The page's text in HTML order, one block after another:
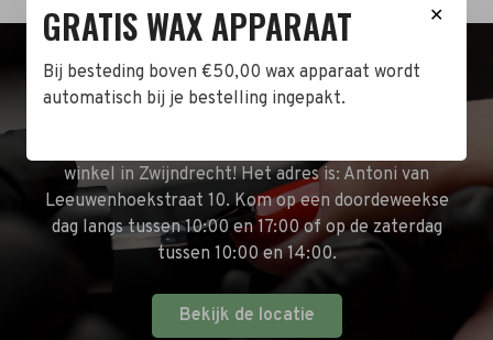
BEZOEK DE WINKEL!
winkel in Zwijndrecht! Het adres is: Antoni van
Leeuwenhoekstraat 10. Kom op een doordeweekse
dag langs tussen 10:00 en 17:00 of op de zaterdag
tussen 10:00 en 14:00.
Bekijk de locatie
✕
GRATIS WAX APPARAAT
Bij besteding boven €50,00 wax apparaat wordt
automatisch bij je bestelling ingepakt.